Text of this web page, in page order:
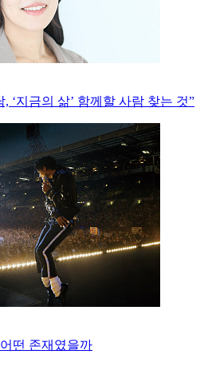
, ‘지금의 삶’ 함께할 사람 찾는 것”
떤 존재였을까